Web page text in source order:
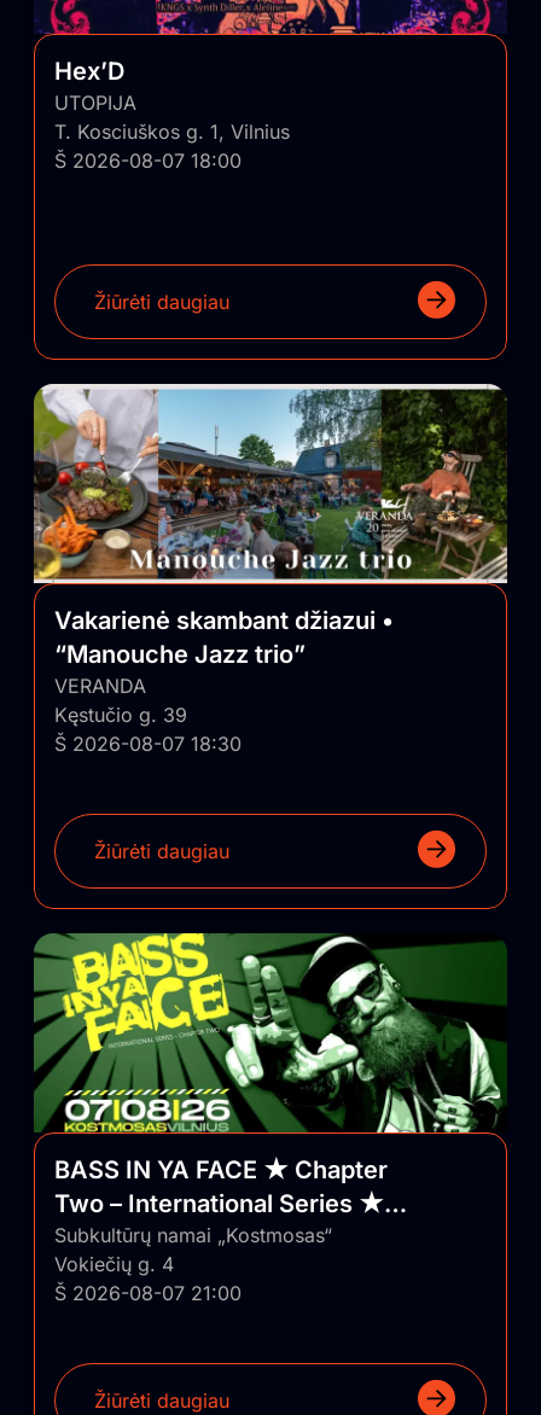
Hex’D
UTOPIJA
T. Kosciuškos g. 1, Vilnius
Š 2026-08-07 18:00
Žiūrėti daugiau
Vakarienė skambant džiazui •
“Manouche Jazz trio”
VERANDA
Kęstučio g. 39
Š 2026-08-07 18:30
Žiūrėti daugiau
BASS IN YA FACE ★ Chapter
Two – International Series ★
Vilnius/Lithuania
Subkultūrų namai „Kostmosas“
Vokiečių g. 4
Š 2026-08-07 21:00
Žiūrėti daugiau